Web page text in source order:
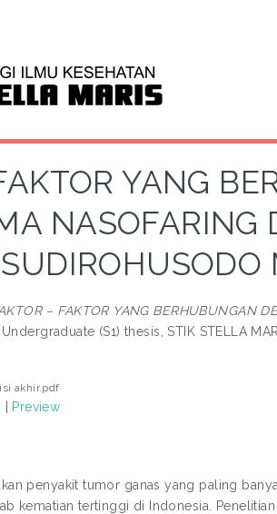
YANG
NASOFARING
SUDIROHUSODO
– FAKTOR YANG BERHUBUNGAN
Undergraduate (S1) thesis, STIK STELLA
akhir.pdf
| Preview
penyakit tumor ganas yang paling
kematian tertinggi di Indonesia.